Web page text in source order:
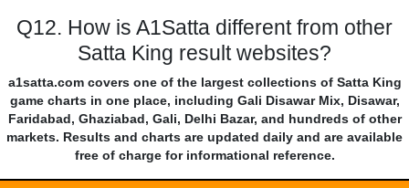
Q12. How is A1Satta different from other
Satta King result websites?
a1satta.com covers one of the largest collections of Satta King
game charts in one place, including Gali Disawar Mix, Disawar,
Faridabad, Ghaziabad, Gali, Delhi Bazar, and hundreds of other
markets. Results and charts are updated daily and are available
free of charge for informational reference.